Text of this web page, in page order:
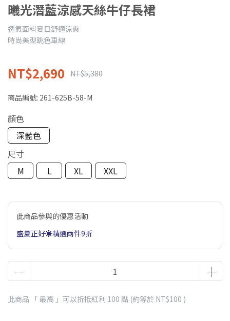
曦光潛藍涼感天絲牛仔長裙
透氣面料夏日舒適涼爽
時尚美型跳色車線
NT$2,690 NT$5,380
商品編號: 261-625B-58-M
顏色
深藍色
尺寸
M
L XL XXL
此商品參與的優惠活動
盛夏正好☀️精選兩件9折
此商品 「 最高 」可以折抵紅利 100 點 (約等於 NT$100 )